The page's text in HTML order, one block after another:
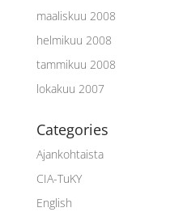
maaliskuu 2008
helmikuu 2008
tammikuu 2008
lokakuu 2007
Categories
Ajankohtaista
CIA-TuKY
English